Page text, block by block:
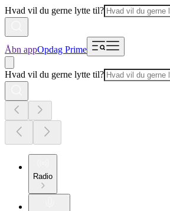
Hvad vil du gerne lytte til?
Åbn appOpdag Prime
Hvad vil du gerne lytte til?
Radio